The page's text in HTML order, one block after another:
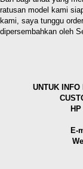
ratusan model kami
kami, saya tunggu
dipersembahkan oleh
UNTUK
HP
E-